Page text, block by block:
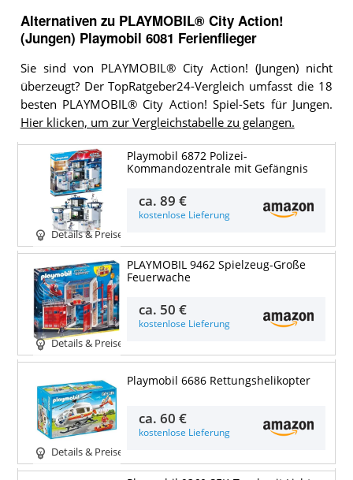
Alternativen zu PLAYMOBIL® City Action!
(Jungen) Playmobil 6081 Ferienflieger
Sie sind von PLAYMOBIL® City Action! (Jungen) nicht
überzeugt? Der TopRatgeber24-Vergleich umfasst die 18
besten PLAYMOBIL® City Action! Spiel-Sets für Jungen.
Hier klicken, um zur Vergleichstabelle zu gelangen.
Details & Preise
Playmobil 6872 Polizei-
Kommandozentrale mit Gefängnis
ca.89 €
kostenlose Lieferung
Details & Preise
PLAYMOBIL 9462 Spielzeug-Große
Feuerwache
ca. 50 €
kostenlose Lieferung
Details & Preise
Playmobil 6686 Rettungshelikopter
ca.60 €
kostenlose Lieferung